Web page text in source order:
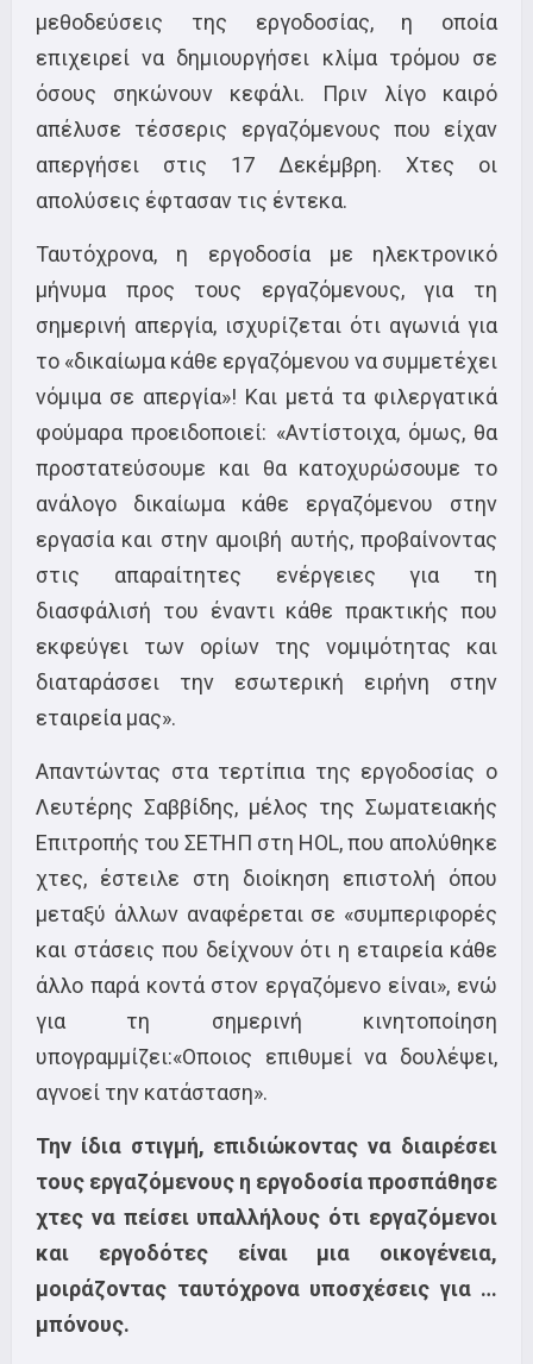
μεθοδεύσεις της εργοδοσίας, η οποία
επιχειρεί να δημιουργήσει κλίμα τρόμου σε
όσους σηκώνουν κεφάλι. Πριν λίγο καιρό
απέλυσε τέσσερις εργαζόμενους που είχαν
απεργήσει στις 17 Δεκέμβρη. Χτες οι
απολύσεις έφτασαν τις έντεκα.
Ταυτόχρονα, η εργοδοσία με ηλεκτρονικό
μήνυμα προς τους εργαζόμενους, για τη
σημερινή απεργία, ισχυρίζεται ότι αγωνιά για
το «δικαίωμα κάθε εργαζόμενου να συμμετέχει
νόμιμα σε απεργία»! Και μετά τα φιλεργατικά
φούμαρα προειδοποιεί: «Αντίστοιχα, όμως, θα
προστατεύσουμε και θα κατοχυρώσουμε το
ανάλογο δικαίωμα κάθε εργαζόμενου στην
εργασία και στην αμοιβή αυτής, προβαίνοντας
στις απαραίτητες ενέργειες για τη
διασφάλισή του έναντι κάθε πρακτικής που
εκφεύγει των ορίων της νομιμότητας και
διαταράσσει την εσωτερική ειρήνη στην
εταιρεία μας».
Απαντώντας στα τερτίπια της εργοδοσίας ο
Λευτέρης Σαββίδης, μέλος της Σωματειακής
Επιτροπής του ΣΕΤΗΠ στη HOL, που απολύθηκε
χτες, έστειλε στη διοίκηση επιστολή όπου
μεταξύ άλλων αναφέρεται σε «συμπεριφορές
και στάσεις που δείχνουν ότι η εταιρεία κάθε
άλλο παρά κοντά στον εργαζόμενο είναι», ενώ
για τη σημερινή κινητοποίηση
υπογραμμίζει:«Οποιος επιθυμεί να δουλέψει,
αγνοεί την κατάσταση».
Την ίδια στιγμή, επιδιώκοντας να διαιρέσει
τους εργαζόμενους η εργοδοσία προσπάθησε
χτες να πείσει υπαλλήλους ότι εργαζόμενοι
και εργοδότες είναι μια οικογένεια,
μοιράζοντας ταυτόχρονα υποσχέσεις για …
μπόνους.